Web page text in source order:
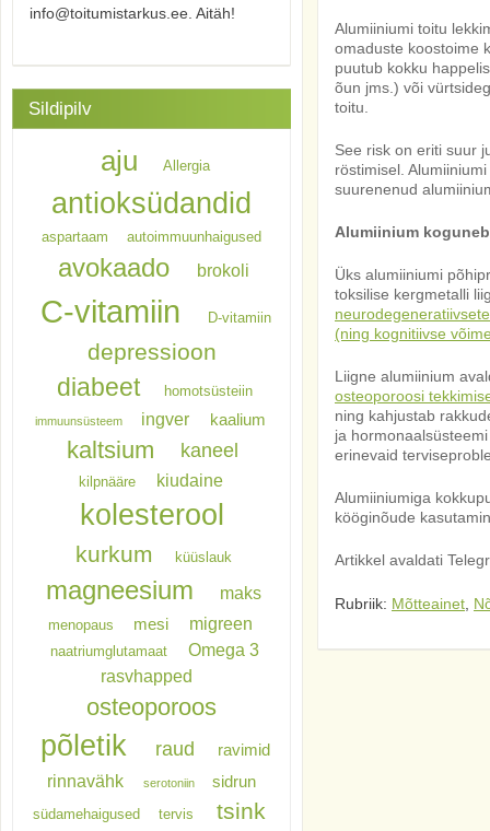
Alumiiniumi toitu
omaduste koostoime
puutub kokku
õun jms.) või
toitu.
See risk on eriti suur
röstimisel.
suurenenud
Alumiinium
Üks alumiiniumi
toksilise kergmetalli
(ning kognitiivse
Liigne alumiinium
osteoporoosi
ning kahjustab
ja
erinevaid
Alumiiniumiga
kööginõude
Artikkel avaldati
Rubriik: Mõtteainet
info@toitumistarkus.ee. Aitäh!
Sildipilv
aju Allergia
antioksüdandid
aspartaam autoimmuunhaigused
avokaado brokoli
C-vitamiin D-vitamiin
depressioon
diabeet homotsüsteiin
immuunsüsteem ingver kaalium
kaltsium kaneel
kilpnääre kiudaine
kolesterool
kurkum küüslauk
magneesium maks
menopaus mesi migreen
naatriumglutamaat
Omega 3
rasvhapped
osteoporoos
põletik raud ravimid
rinnavähk serotoniin sidrun
südamehaigused tervis tsink